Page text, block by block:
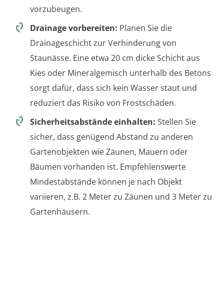
vorzubeugen.
Drainage vorbereiten: Planen Sie die
Drainageschicht zur Verhinderung von
Staunässe. Eine etwa 20 cm dicke Schicht aus
Kies oder Mineralgemisch unterhalb des Betons
sorgt dafür, dass sich kein Wasser staut und
reduziert das Risiko von Frostschäden.
Sicherheitsabstände einhalten: Stellen Sie
sicher, dass genügend Abstand zu anderen
Gartenobjekten wie Zäunen, Mauern oder
Bäumen vorhanden ist. Empfehlenswerte
Mindestabstände können je nach Objekt
variieren, z.B. 2 Meter zu Zäunen und 3 Meter zu
Gartenhäusern.